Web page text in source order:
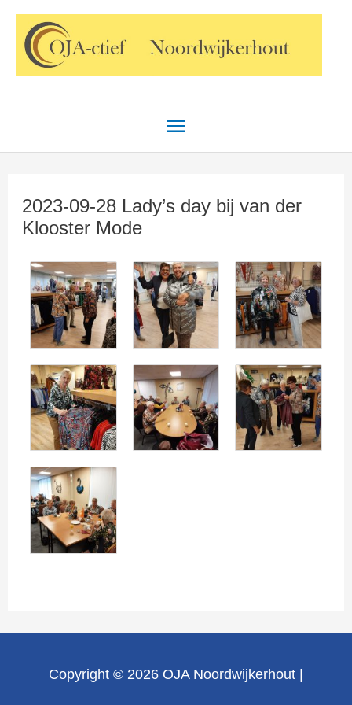
Ga
naar
inhoud
Hoofdmenu
2023-09-28 Lady’s day bij van der
Klooster Mode
Copyright © 2026 OJA Noordwijkerhout